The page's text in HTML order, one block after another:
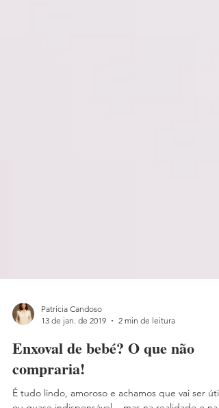
13 de jan. de 2019
2 min de leitura
Enxoval de bebé? O que não
compraria!